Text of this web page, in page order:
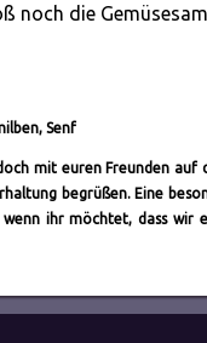
noch die
Senf
mit euren Freunden auf
begrüßen. Eine
ihr möchtet, dass wir